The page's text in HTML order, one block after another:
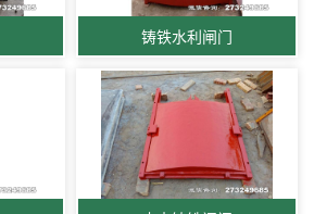
铸铁水利闸门